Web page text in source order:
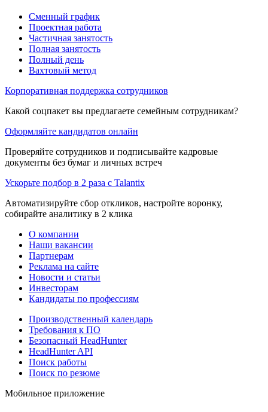
Сменный график
Проектная работа
Частичная занятость
Полная занятость
Полный день
Вахтовый метод
Корпоративная поддержка сотрудников
Какой соцпакет вы предлагаете семейным сотрудникам?
Оформляйте кандидатов онлайн
Проверяйте сотрудников и подписывайте кадровые
документы без бумаг и личных встреч
Ускорьте подбор в 2 раза с Talantix
Автоматизируйте сбор откликов, настройте воронку,
собирайте аналитику в 2 клика
О компании
Наши вакансии
Партнерам
Реклама на сайте
Новости и статьи
Инвесторам
Кандидаты по профессиям
Производственный календарь
Требования к ПО
Безопасный HeadHunter
HeadHunter API
Поиск работы
Поиск по резюме
Мобильное приложение